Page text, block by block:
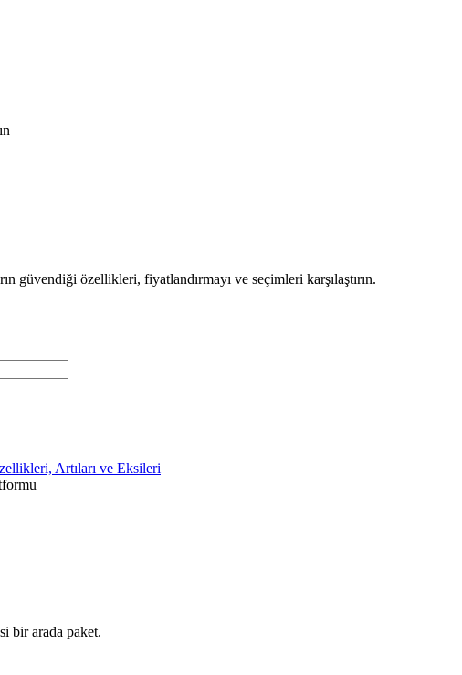
güvendiği özellikleri, fiyatlandırmayı ve seçimleri karşılaştırın.
Artıları ve Eksileri
bir arada paket.